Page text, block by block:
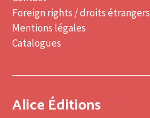
Foreign rights / droits étrangers
Mentions légales
Catalogues
Alice Éditions